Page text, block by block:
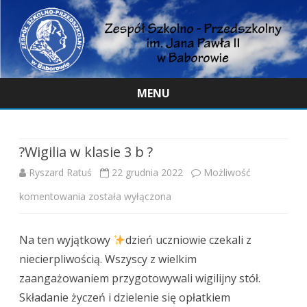
MENU
?Wigilia w klasie 3 b ?
Ryszard Ratuś 22 grudnia 2022
Możliwość
komentowania ?
w
klasie
została wyłączona
Na ten wyjątkowy
dzień uczniowie czekali z
niecierpliwością. Wszyscy z wielkim
zaangażowaniem przygotowywali wigilijny stół.
Składanie życzeń i dzielenie się opłatkiem